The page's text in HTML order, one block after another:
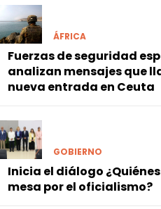
ÁFRICA
Fuerzas de seguridad
analizan mensajes que
nueva entrada en Ceuta
GOBIERNO
Inicia el diálogo
mesa por el oficialismo?